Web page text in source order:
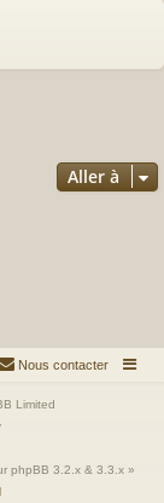
Aller à
Nous contacter
Limited
phpBB 3.2.x & 3.3.x »